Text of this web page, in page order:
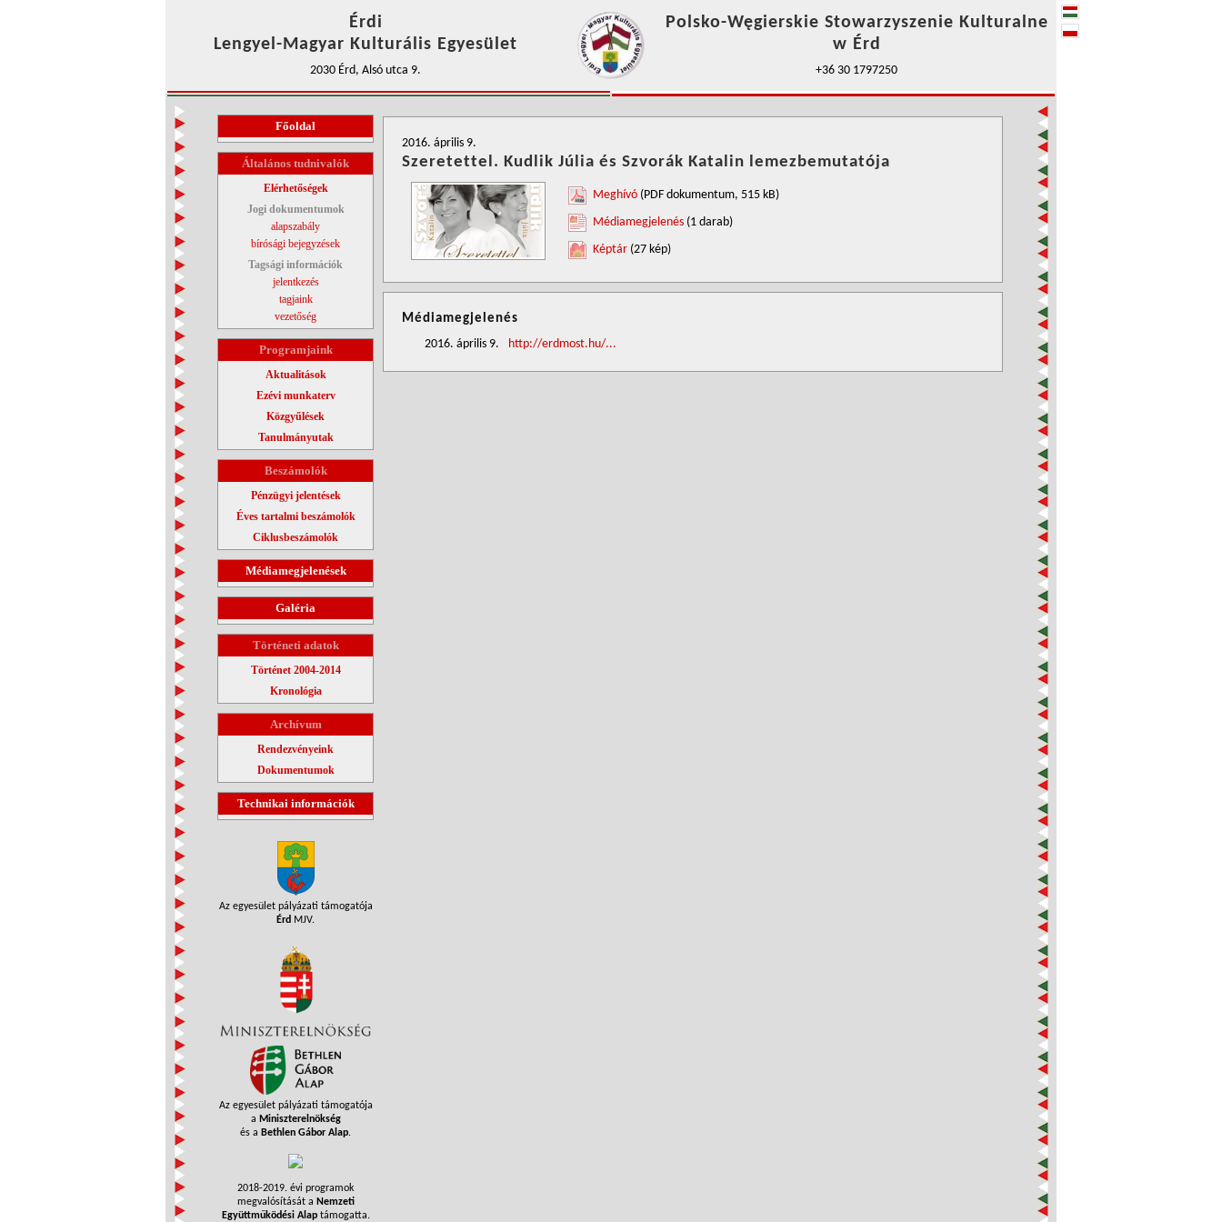
Érdi
Lengyel-Magyar Kulturális Egyesület
2030 Érd, Alsó utca 9.
Polsko-Węgierskie Stowarzyszenie Kulturalne
w Érd
+36 30 1797250
Főoldal
Általános tudnivalók
Elérhetőségek
Jogi dokumentumok
alapszabály
bírósági bejegyzések
Tagsági információk
jelentkezés
tagjaink
vezetőség
Programjaink
Aktualitások
Ezévi munkaterv
Közgyűlések
Tanulmányutak
Beszámolók
Pénzügyi jelentések
Éves tartalmi beszámolók
Ciklusbeszámolók
Médiamegjelenések
Galéria
Történeti adatok
Történet 2004-2014
Kronológia
Archívum
Rendezvényeink
Dokumentumok
Technikai információk
Az egyesület pályázati támogatója
Érd MJV.
Az egyesület pályázati támogatója
a Miniszterelnökség
és a Bethlen Gábor Alap.
2018-2019. évi programok
megvalósítását a Nemzeti
Együttműködési Alaptámogatta.
2016. április 9.
Szeretettel. Kudlik Júlia és Szvorák Katalin lemezbemutatója
Meghívó (PDF dokumentum, 515 kB)
Médiamegjelenés (1 darab)
Képtár (27 kép)
Médiamegjelenés
2016. április 9.
http://erdmost.hu/...